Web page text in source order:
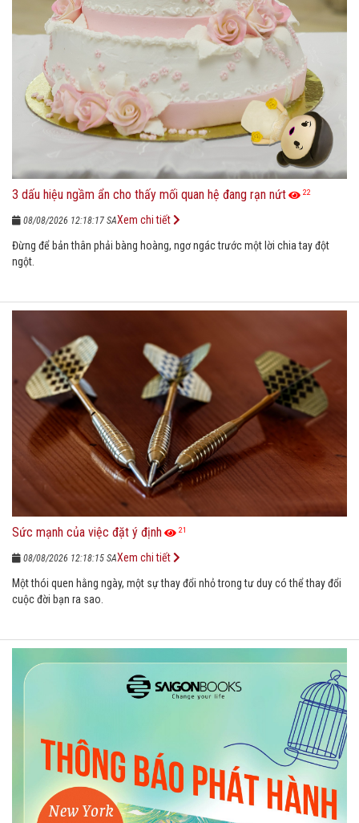
3 dấu hiệu ngầm ẩn cho thấy mối quan hệ đang rạn nứt 22
08/08/2026 12:18:17 SA
Đừng để bản thân phải bàng hoàng, ngơ ngác trước một lời chia tay đột
ngột.
Xem chi tiết
Sức mạnh của việc đặt ý định 21
08/08/2026 12:18:15 SA
Một thói quen hằng ngày, một sự thay đổi nhỏ trong tư duy có thể thay đổi
cuộc đời bạn ra sao.
Xem chi tiết